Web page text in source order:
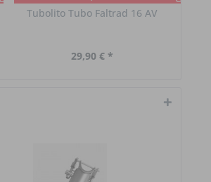
Tubolito Tubo Faltrad 16 AV
29,90 € *